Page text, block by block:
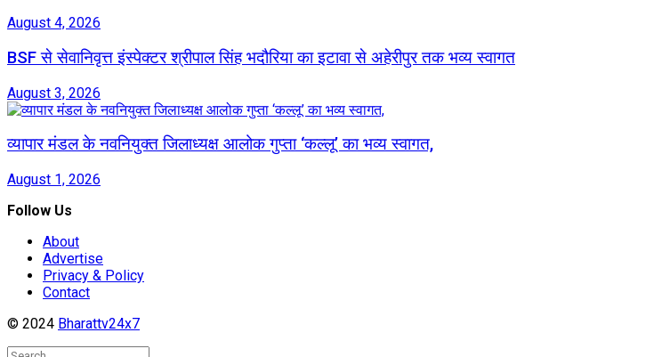
August 4, 2026
BSF से सेवानिवृत्त इंस्पेक्टर श्रीपाल सिंह भदौरिया का इटावा से अहेरीपुर तक भव्य स्वागत
August 3, 2026
व्यापार मंडल के नवनियुक्त जिलाध्यक्ष आलोक गुप्ता ‘कल्लू’ का भव्य स्वागत,
August 1, 2026
Follow Us
About
Advertise
Privacy & Policy
Contact
© 2024 Bharattv24x7